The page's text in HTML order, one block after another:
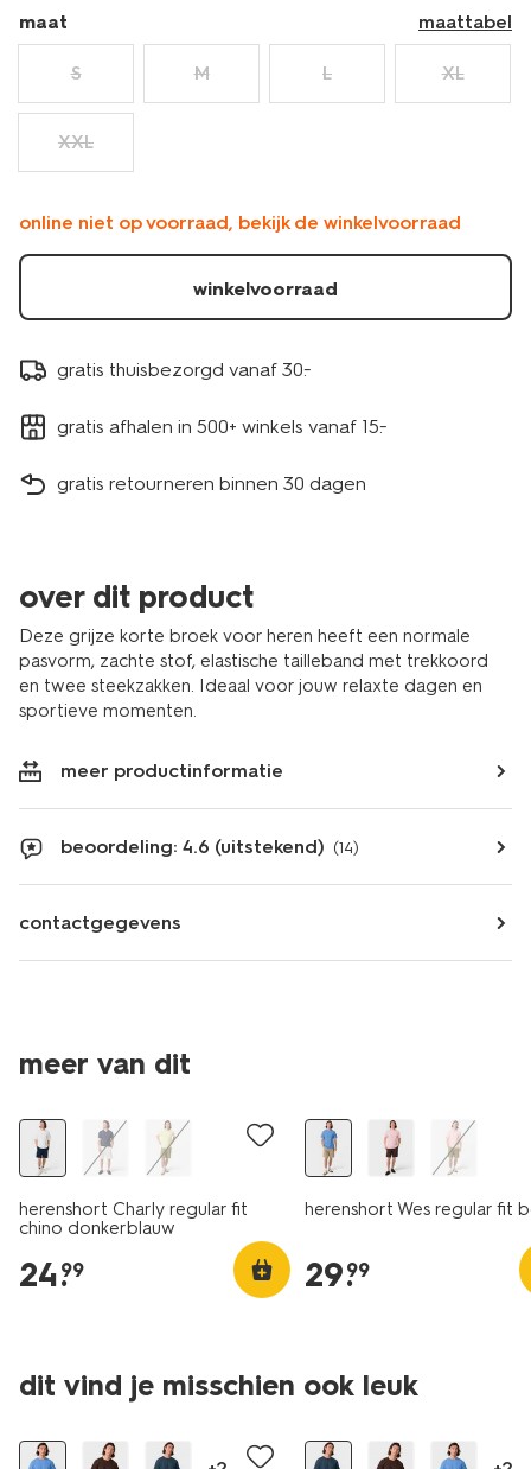
maat maattabel
S M L XL
XXL
online niet op voorraad, bekijk de winkelvoorraad
winkelvoorraad
gratis thuisbezorgd vanaf 30.-
gratis afhalen in 500+ winkels vanaf 15.-
gratis retourneren binnen 30 dagen
over dit product
Deze grijze korte broek voor heren heeft een normale
pasvorm, zachte stof, elastische tailleband met trekkoord
en twee steekzakken. Ideaal voor jouw relaxte dagen en
sportieve momenten.
meer productinformatie
beoordeling: 4.6 (uitstekend) (14)
contactgegevens
meer van dit
herenshort Charly regular fit
chino donkerblauw
24.
99
herenshort Wes regular fit
29.
99
dit vind je misschien ook leuk
sale sale